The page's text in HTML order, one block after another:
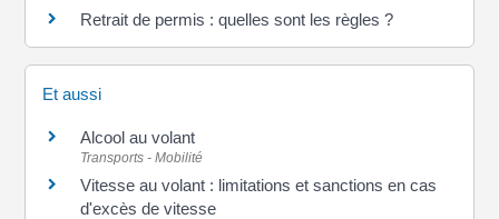
Retrait de permis : quelles sont les règles ?
Et aussi
Alcool au volant
Transports - Mobilité
Vitesse au volant : limitations et sanctions en cas
d'excès de vitesse